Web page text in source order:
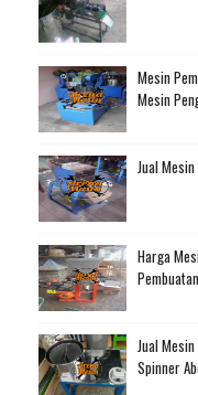
Mesin
Mesin
Jual
Harga
Jual
Spinner